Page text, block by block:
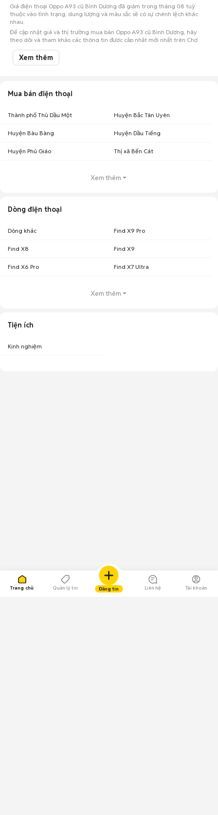
Trang chủ Quản lý tin Đăng tin Liên hệ Tài khoản
Giá điện thoại Oppo A93 cũ Bình Dương đã giảm trong tháng 08 tuỳ
thuộc vào tình trạng, dung lượng và màu sắc sẽ có sự chênh lệch khác
nhau.
Để cập nhật giá và thị trường mua bán Oppo A93 cũ Bình Dương, hãy
theo dõi và tham khảo các thông tin được cập nhật mới nhất trên Chợ
Lưu ý:Mức giá dựa trên các tin đăng tại Chợ Tốt, chỉ mang tính chất tham
khảo. Giá Oppo A93 cũ sẽ phụ thuộc vào tình trạng, phiên bản và các thoả
Mua bán Oppo A93 cũ Bình Dương
khoảng giá giúp người dùng dễ dàng tìm kiếm và so sánh giá cả.
Xem thêm
Mua bán điện thoại
Thành phố Thủ Dầu Một Huyện Bắc Tân Uyên
Huyện Bàu Bàng Huyện Dầu Tiếng
Huyện Phú Giáo Thị xã Bến Cát
Xem thêm
Dòng điện thoại
Dòng khác Find X9 Pro
Find X8 Find X9
Find X6 Pro Find X7 Ultra
Xem thêm
Tiện ích
Kinh nghiệm